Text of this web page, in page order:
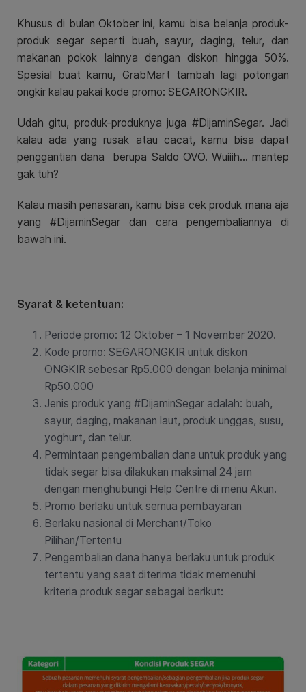
Khusus di bulan Oktober ini, kamu bisa belanja produk-
produk segar seperti buah, sayur, daging, telur, dan
makanan pokok lainnya dengan diskon hingga 50%.
Spesial buat kamu, GrabMart tambah lagi potongan
ongkir kalau pakai kode promo: SEGARONGKIR.
Udah gitu, produk-produknya juga #DijaminSegar. Jadi
kalau ada yang rusak atau cacat, kamu bisa dapat
penggantian dana berupa Saldo OVO. Wuiiih… mantep
gak tuh?
Kalau masih penasaran, kamu bisa cek produk mana aja
yang #DijaminSegar dan cara pengembaliannya di
bawah ini.
Syarat & ketentuan:
Periode promo: 12 Oktober – 1 November 2020.
Kode promo: SEGARONGKIR untuk diskon
ONGKIR sebesar Rp5.000 dengan belanja minimal
Rp50.000
Jenis produk yang #DijaminSegar adalah: buah,
sayur, daging, makanan laut, produk unggas, susu,
yoghurt, dan telur.
Permintaan pengembalian dana untuk produk yang
tidak segar bisa dilakukan maksimal 24 jam
dengan menghubungi Help Centre di menu Akun.
Promo berlaku untuk semua pembayaran
Berlaku nasional di Merchant/Toko
Pilihan/Tertentu
Pengembalian dana hanya berlaku untuk produk
tertentu yang saat diterima tidak memenuhi
kriteria produk segar sebagai berikut: